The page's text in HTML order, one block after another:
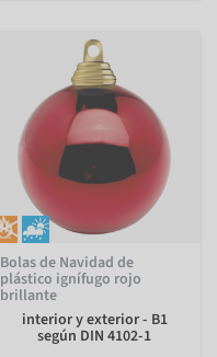
Bolas de Navidad de
plástico ignífugo rojo
brillante
interior y exterior - B1
según DIN 4102-1